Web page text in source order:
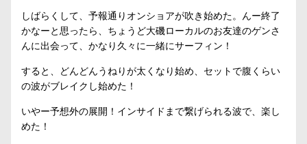
しばらくして、予報通りオンショアが吹き始めた。んー終了
かなーと思ったら、ちょうど大磯ローカルのお友達のゲンさ
んに出会って、かなり久々に一緒にサーフィン！
すると、どんどんうねりが太くなり始め、セットで腹くらい
の波がブレイクし始めた！
いやー予想外の展開！インサイドまで繋げられる波で、楽し
めた！